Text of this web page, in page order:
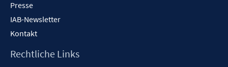
Presse
IAB-Newsletter
Kontakt
Rechtliche Links